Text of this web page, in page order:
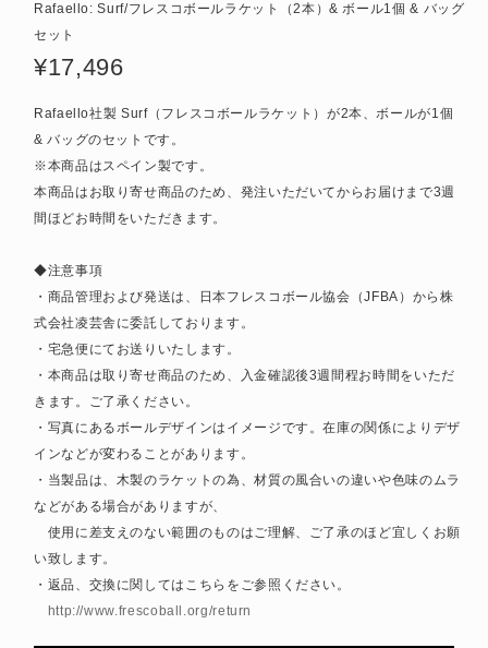
Rafaello: Surf/フレスコボールラケット（2本）& ボール1個 & バッグ
セット
¥17,496
Rafaello社製 Surf（フレスコボールラケット）が2本、ボールが1個
& バッグのセットです。
※本商品はスペイン製です。
本商品はお取り寄せ商品のため、発注いただいてからお届けまで3週
間ほどお時間をいただきます。
◆注意事項
・商品管理および発送は、日本フレスコボール協会（JFBA）から株
式会社凌芸舎に委託しております。
・宅急便にてお送りいたします。
・本商品は取り寄せ商品のため、入金確認後3週間程お時間をいただ
きます。ご了承ください。
・写真にあるボールデザインはイメージです。在庫の関係によりデザ
インなどが変わることがあります。
・当製品は、木製のラケットの為、材質の風合いの違いや色味のムラ
などがある場合がありますが、
使用に差支えのない範囲のものはご理解、ご了承のほど宜しくお願
い致します。
・返品、交換に関してはこちらをご参照ください。
http://www.frescoball.org/return